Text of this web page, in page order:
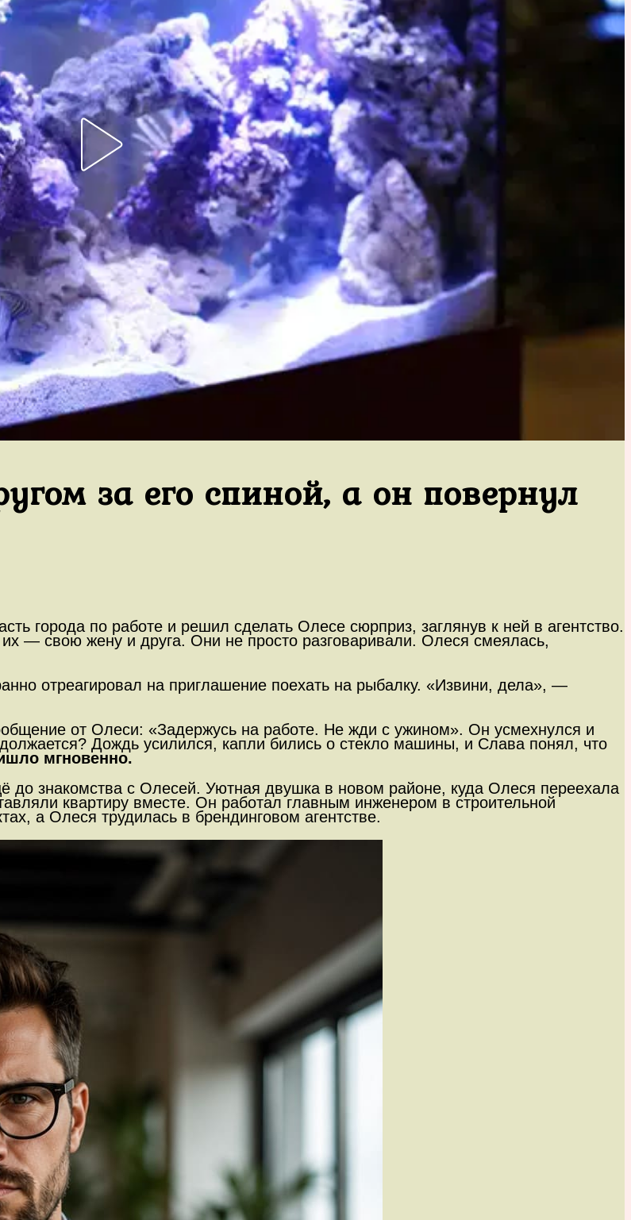
за его спиной, а он повернул
города по работе и решил сделать Олесе сюрприз, заглянув к ней в агентство.
— свою жену и друга. Они не просто разговаривали. Олеся смеялась,
отреагировал на приглашение поехать на рыбалку. «Извини, дела», —
от Олеси: «Задержусь на работе. Не жди с ужином». Он усмехнулся и
Дождь усилился, капли бились о стекло машины, и Слава понял, что
мгновенно.
до знакомства с Олесей. Уютная двушка в новом районе, куда Олеся переехала
квартиру вместе. Он работал главным инженером в строительной
а Олеся трудилась в брендинговом агентстве.